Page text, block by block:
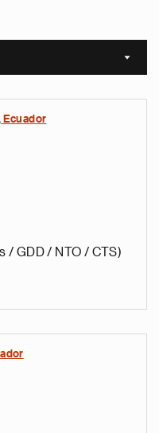
Sort
Ecuador
/ GDD / NTO / CTS)